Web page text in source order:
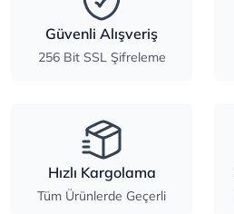
Güvenli Alışveriş
256 Bit SSL Şifreleme
Hızlı Kargolama
Tüm Ürünlerde Geçerli